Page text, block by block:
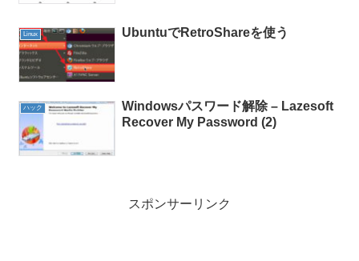
Linux UbuntuでRetroShareを使う
ハック
Windowsパスワード解除 – Lazesoft
Recover My Password (2)
スポンサーリンク